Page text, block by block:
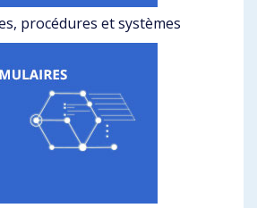
procédures et systèmes